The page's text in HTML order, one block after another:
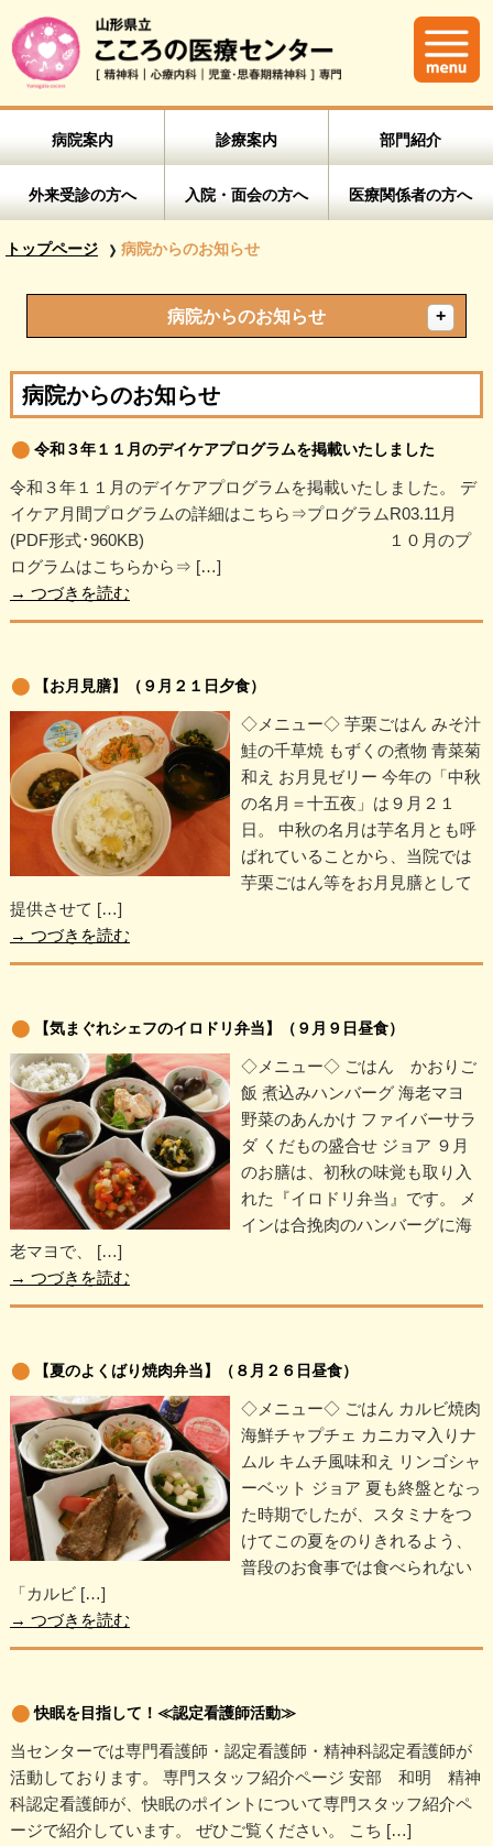
病院案内 診療案内 部門紹介
外来受診の方へ 入院・面会の方へ 医療関係者の方へ
トップページ 病院からのお知らせ
病院からのお知らせ
病院からのお知らせ
令和３年１１月のデイケアプログラムを掲載いたしました
令和３年１１月のデイケアプログラムを掲載いたしました。 デ
イケア月間プログラムの詳細はこちら⇒プログラムR03.11月
(PDF形式･960KB) １０月のプ
ログラムはこちらから⇒ […]
→ つづきを読む
【お月見膳】（９月２１日夕食）
◇メニュー◇ 芋栗ごはん みそ汁
鮭の千草焼 もずくの煮物 青菜菊
和え お月見ゼリー 今年の「中秋
の名月＝十五夜」は９月２１
日。 中秋の名月は芋名月とも呼
ばれていることから、当院では
芋栗ごはん等をお月見膳として
提供させて […]
→ つづきを読む
【気まぐれシェフのイロドリ弁当】（９月９日昼食）
◇メニュー◇ ごはん かおりご
飯 煮込みハンバーグ 海老マヨ
野菜のあんかけ ファイバーサラ
ダ くだもの盛合せ ジョア ９月
のお膳は、初秋の味覚も取り入
れた『イロドリ弁当』です。 メ
インは合挽肉のハンバーグに海
老マヨで、 […]
→ つづきを読む
【夏のよくばり焼肉弁当】（８月２６日昼食）
◇メニュー◇ ごはん カルビ焼肉
海鮮チャプチェ カニカマ入りナ
ムル キムチ風味和え リンゴシャ
ーベット ジョア 夏も終盤となっ
た時期でしたが、スタミナをつ
けてこの夏をのりきれるよう、
普段のお食事では食べられない
「カルビ […]
→ つづきを読む
快眠を目指して！≪認定看護師活動≫
当センターでは専門看護師・認定看護師・精神科認定看護師が
活動しております。 専門スタッフ紹介ページ 安部 和明 精神
科認定看護師が、快眠のポイントについて専門スタッフ紹介ペ
ージで紹介しています。 ぜひご覧ください。 こち […]